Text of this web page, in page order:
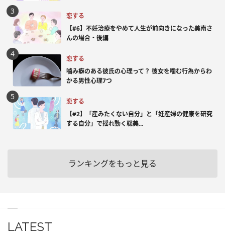
恋する
【#6】不妊治療をやめて人生が前向きになった美南さ
んの場合・後編
恋する
噛み癖のある彼氏の心理って？ 彼女を噛む行為からわ
かる男性心理7つ
恋する
【#2】「産みたくない自分」と「妊産婦の健康を研究
する自分」で揺れ動く聡美...
ランキングをもっと見る
LATEST